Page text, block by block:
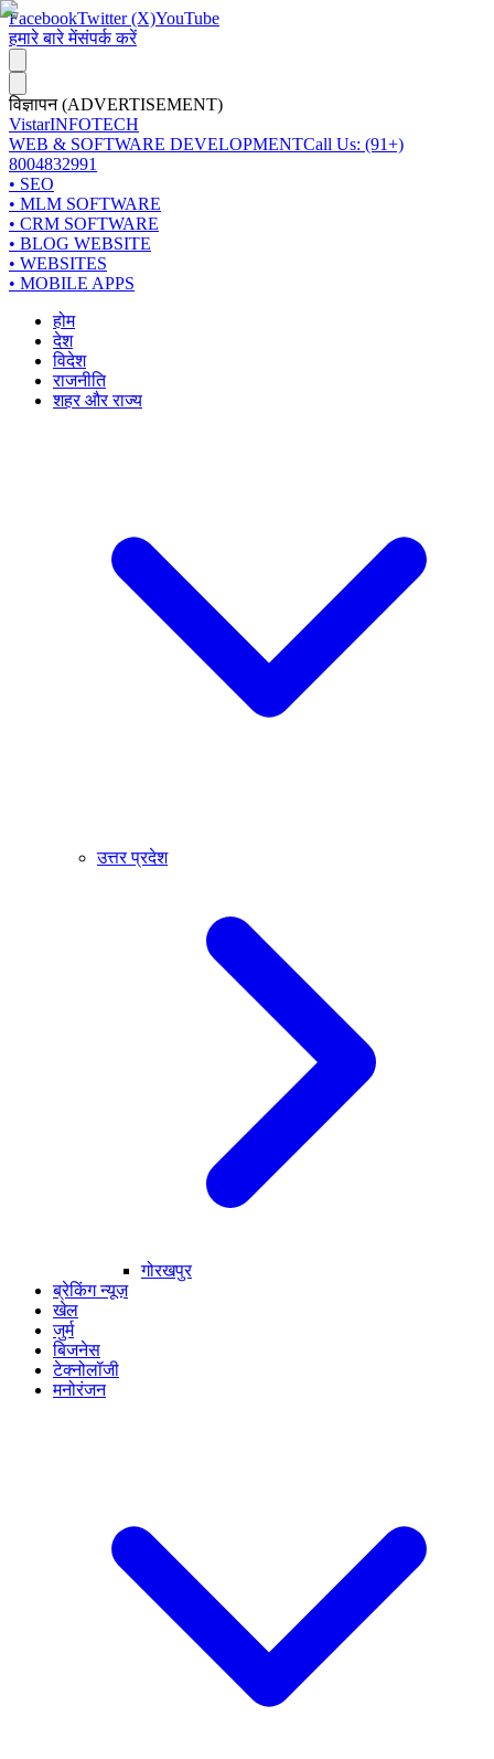
FacebookTwitter (X)YouTube
हमारे बारे मेंसंपर्क करें
विज्ञापन (ADVERTISEMENT)
VistarINFOTECH
WEB & SOFTWARE DEVELOPMENTCall Us: (91+)
8004832991
• SEO
• MLM SOFTWARE
• CRM SOFTWARE
• BLOG WEBSITE
• WEBSITES
• MOBILE APPS
होम
देश
विदेश
राजनीति
शहर और राज्य
उत्तर प्रदेश
गोरखपुर
ब्रेकिंग न्यूज़
खेल
जुर्म
बिजनेस
टेक्नोलॉजी
मनोरंजन